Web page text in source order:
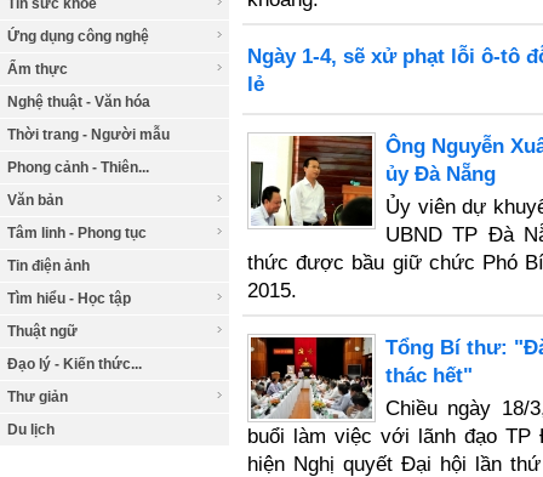
Tin sức khỏe
Ứng dụng công nghệ
Ẩm thực
Nghệ thuật - Văn hóa
Thời trang - Người mẫu
Phong cảnh - Thiên...
Văn bản
Tâm linh - Phong tục
Tin điện ảnh
Tìm hiểu - Học tập
Thuật ngữ
Đạo lý - Kiến thức...
Thư giản
Du lịch
Ngày 1-4, sẽ xử phạt lỗi ô-tô
lẻ
Ông Nguyễn
ủy Đà Nẵng
Ủy viên dự
UBND TP Đà
thức được bầu giữ chức Phó
2015.
Tổng Bí thư:
thác hết"
Chiều ngày 18/
buổi làm việc với lãnh đạo
hiện Nghị quyết Đại hội lần